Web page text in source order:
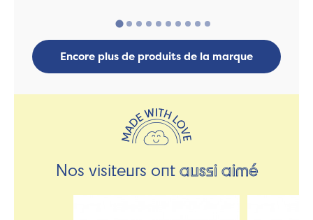
Encore plus de produits de la marque
Nos visiteurs ontaussi aimé